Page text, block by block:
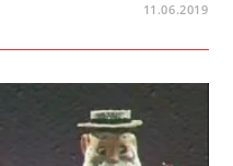
11.06.2019